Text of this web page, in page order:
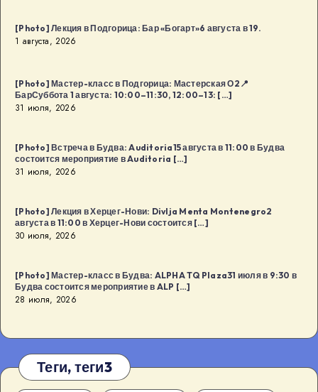
[Photo] Лекция в Подгорица: Бар «Богарт»6 августа в 19.
1 августа, 2026
[Photo] Мастер-класс в Подгорица: Мастерская О2📍
БарСуббота 1 августа: 10:00–11:30, 12:00–13: […]
31 июля, 2026
[Photo] Встреча в Будва: Auditoria15 августа в 11:00 в Будва
состоится мероприятие в Auditoria […]
31 июля, 2026
[Photo] Лекция в Херцег-Нови: Divlja Menta Montenegro2
августа в 11:00 в Херцег-Нови состоится […]
30 июля, 2026
[Photo] Мастер-класс в Будва: ALPHA TQ Plaza31 июля в 9:30 в
Будва состоится мероприятие в ALP […]
28 июля, 2026
Теги, теги3